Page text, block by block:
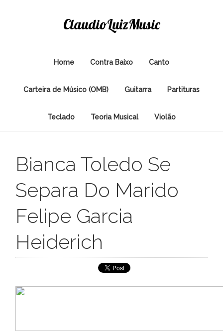
ClaudioLuizMusic
Home Contra Baixo Canto
Carteira de Músico (OMB) Guitarra Partituras
Teclado Teoria Musical Violão
Bianca Toledo Se
Separa Do Marido
Felipe Garcia
Heiderich